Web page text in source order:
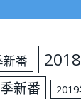
新番
新番